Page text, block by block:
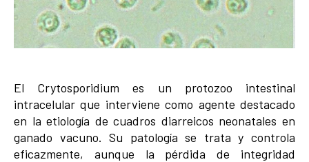
El Crytosporidium es un protozoo intestinal
intracelular que interviene como agente destacado
en la etiología de cuadros diarreicos neonatales en
ganado vacuno. Su patología se trata y controla
eficazmente, aunque la pérdida de integridad